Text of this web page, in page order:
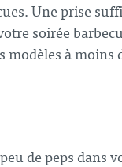
Une prise
soirée
à moins
de peps dans